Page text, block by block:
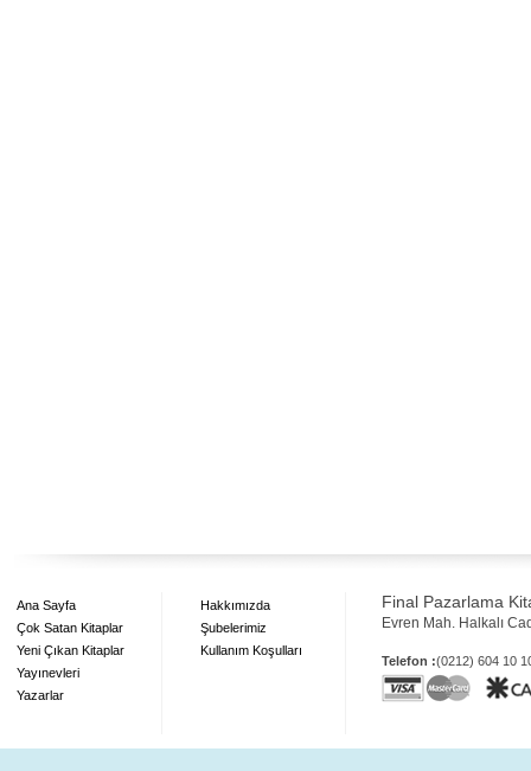
Ana Sayfa
Çok Satan Kitaplar
Yeni Çıkan Kitaplar
Yayınevleri
Yazarlar
Hakkımızda
Şubelerimiz
Kullanım Koşulları
Final Pazarlama
Evren Mah. Halkalı
Telefon :(0212) 604 10